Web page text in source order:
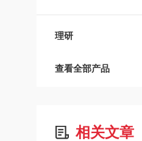
理研
查看全部产品
相关文章